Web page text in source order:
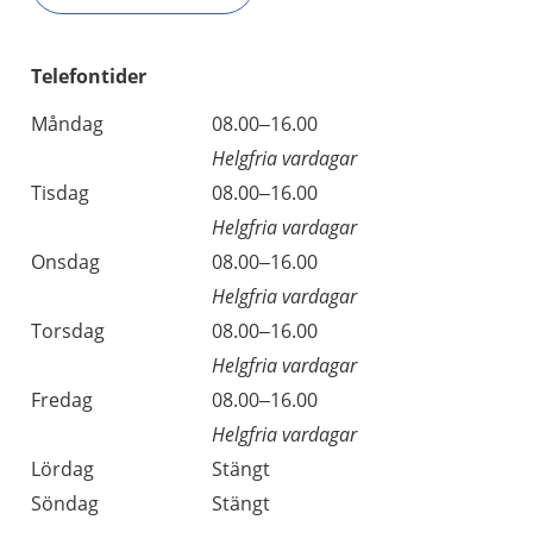
Telefontider
Måndag
08.00–16.00
Helgfria vardagar
Tisdag
08.00–16.00
Helgfria vardagar
Onsdag
08.00–16.00
Helgfria vardagar
Torsdag
08.00–16.00
Helgfria vardagar
Fredag
08.00–16.00
Helgfria vardagar
Lördag
Stängt
Söndag
Stängt